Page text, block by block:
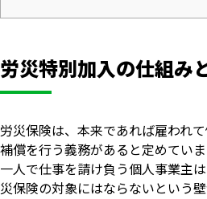
労災特別加入の仕組み
労災保険は、本来であれば雇われ
補償を行う義務があると定めてい
一人で仕事を請け負う個人事業主
災保険の対象にはならないという壁